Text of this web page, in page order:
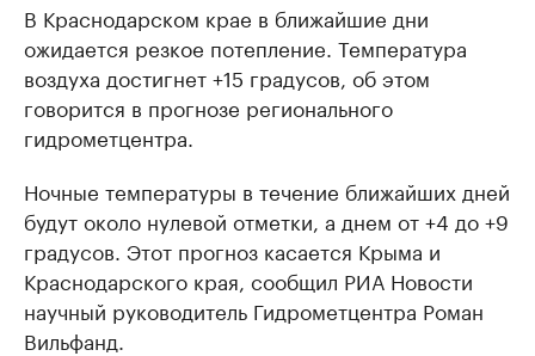
В Краснодарском крае в ближайшие дни
ожидается резкое потепление. Температура
воздуха достигнет +15 градусов, об этом
говорится в прогнозе регионального
гидрометцентра.
Ночные температуры в течение ближайших дней
будут около нулевой отметки, а днем от +4 до +9
градусов. Этот прогноз касается Крыма и
Краснодарского края, сообщил РИА Новости
научный руководитель Гидрометцентра Роман
Вильфанд.